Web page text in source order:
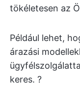
tökéletesen az
Például lehet,
árazási
keres. ?